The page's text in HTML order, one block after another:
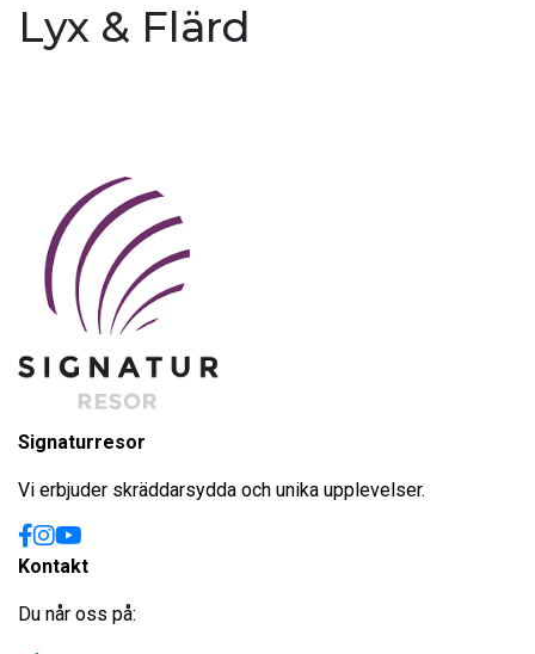
Lyx & Flärd
Signaturresor
Vi erbjuder skräddarsydda och unika upplevelser.
Kontakt
Du når oss på: